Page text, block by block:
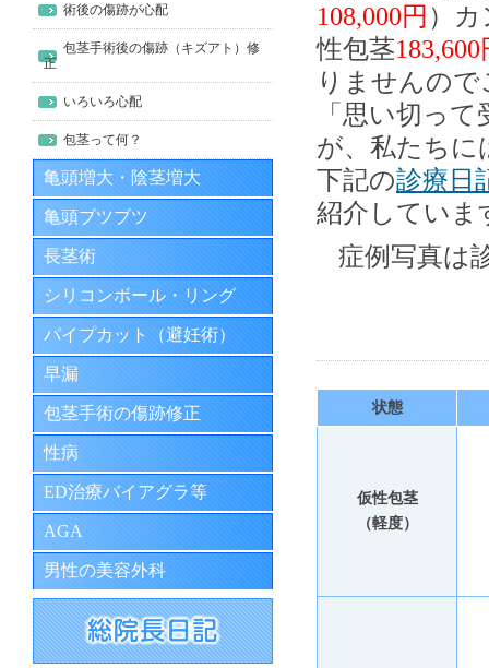
108,000円 ）
性包茎183,600
りませんの
「思い切っ
が、私たちに
下記の診療日
紹介していま
症例写真は
状態
仮性包茎
（軽度）
術後の傷跡が心配
包茎手術後の傷跡（キズアト）修
正
いろいろ心配
包茎って何？
亀頭増大・陰茎増大
亀頭ブツブツ
長茎術
シリコンボール・リング
パイプカット（避妊術）
早漏
包茎手術の傷跡修正
性病
ED治療バイアグラ等
AGA
男性の美容外科